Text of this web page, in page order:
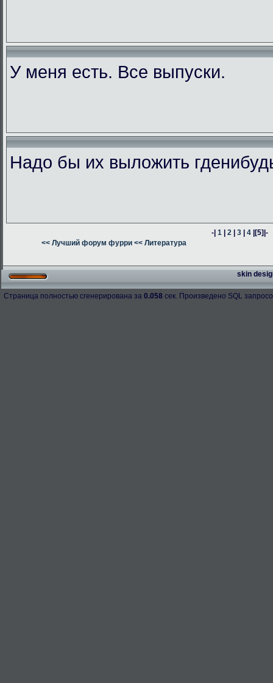
У меня есть. Все выпуски.
Надо бы их выложить
-|1 |2 |3 |4 |[5]|-
<< Лучший форум фурри << Литература
skin
Страница полностью сгенерирована за 0.058 сек. Произведено SQL